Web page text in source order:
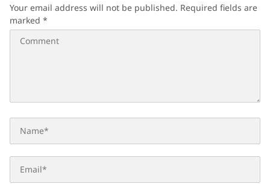
Your email address will not be published. Required fields are
marked *